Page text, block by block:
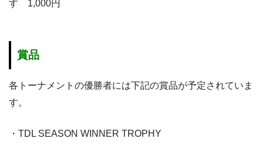
す 1,000円
賞品
各トーナメントの優勝者には下記の賞品が予定されていま
す。
・TDL SEASON WINNER TROPHY